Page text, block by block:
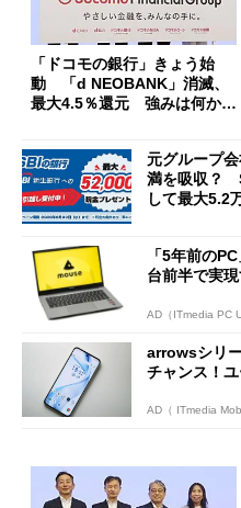
「ドコモの銀行」きょう始
動 「d NEOBANK」消滅、
最大4.5％還元 強みは何か解
元グループ
満を吸収？
して最大5.2
「5年前の
台前半で実
AD（ITmedia PC
arrowsシリ
チャンス！
AD（ ITmedia